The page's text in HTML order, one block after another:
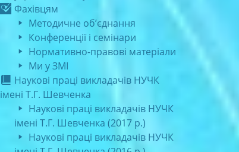
Фахівцям
Методичне об’єднання
Конференції і семінари
Нормативно-правові матеріали
Ми у ЗМІ
Наукові праці викладачів НУЧК
імені Т.Г. Шевченка
Наукові праці викладачів НУЧК
імені Т.Г. Шевченка (2017 р.)
Наукові праці викладачів НУЧК